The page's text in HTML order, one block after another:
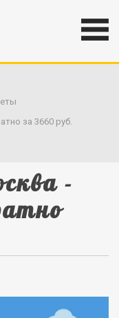
за 3660 руб.
-